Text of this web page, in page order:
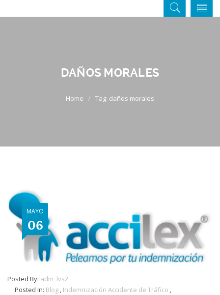
DAÑOS MORALES
Tag: daños morales
MAYO
06
Posted By: adm_lvs2
Posted In: Blog , Indemnización Accidente de Tráfico ,